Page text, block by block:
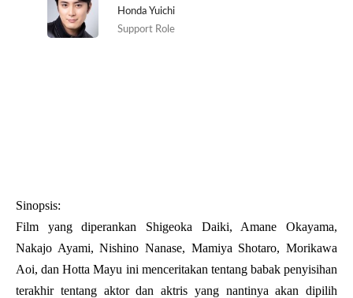
Honda Yuichi
Support Role
Sinopsis:
Film yang diperankan Shigeoka Daiki, Amane Okayama,
Nakajo Ayami, Nishino Nanase, Mamiya Shotaro, Morikawa
Aoi, dan Hotta Mayu ini menceritakan tentang babak penyisihan
terakhir tentang aktor dan aktris yang nantinya akan dipilih